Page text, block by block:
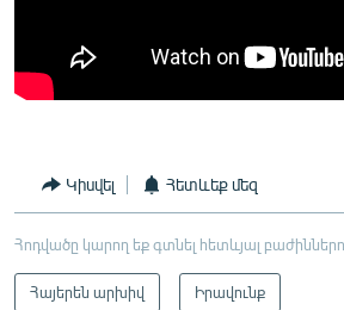
Կիսվել Հետևեք մեզ
Հոդվածը կարող եք գտնել հետևյալ
Հայերեն արխիվ Իրավունք